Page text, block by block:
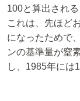
100と算出される
これは、先ほど
になったためで
ンの基準量が窒
し、1985年には